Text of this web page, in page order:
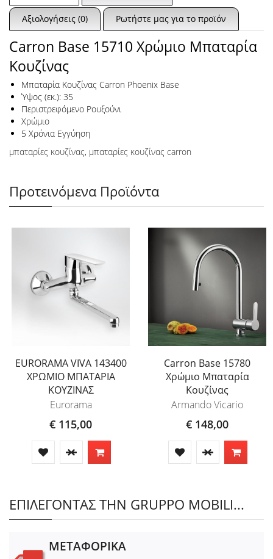
Αξιολογήσεις (0) Ρωτήστε μας για το προϊόν
Carron Base 15710 Χρώμιο Μπαταρία
Κουζίνας
Μπαταρία Κουζίνας Carron Phoenix Base
Ύψος (εκ.): 35
Περιστρεφόμενο Ρουξούνι
Χρώμιο
5 Χρόνια Εγγύηση
μπαταρίες κουζίνας, μπαταρίες κουζίνας carron
Προτεινόμενα Προϊόντα
EURORAMA VIVA 143400
ΧΡΩΜΙΟ ΜΠΑΤΑΡΙΑ
ΚΟΥΖΙΝΑΣ
Eurorama
€ 115,00
Carron Base 15780
Χρώμιο Μπαταρία
Κουζίνας
Armando Vicario
€ 148,00
ΕΠΙΛΕΓΟΝΤΑΣ ΤΗΝ GRUPPO MOBILI...
ΜΕΤΑΦΟΡΙΚΑ